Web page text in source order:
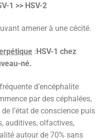
1 >> HSV-2
amener à une cécité.
:HSV-1 chez
né.
d’encéphalite
par des céphalées,
l’état de conscience puis
auditives, olfactives,
autour de 70% sans